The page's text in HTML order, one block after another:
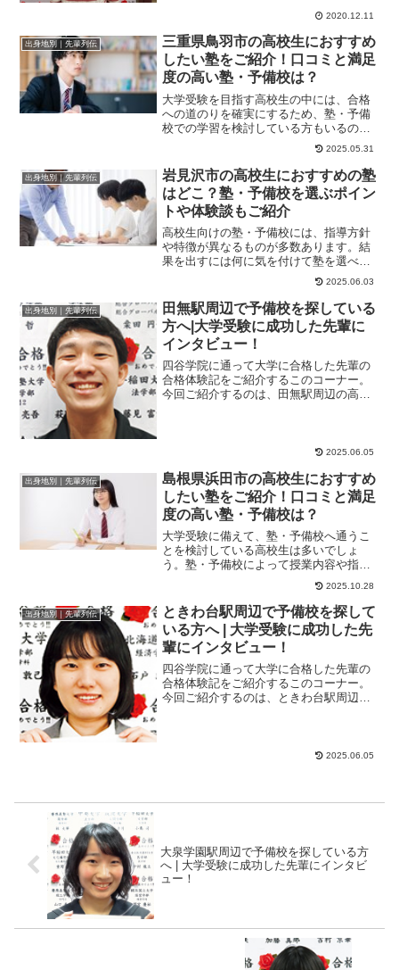
2020.12.11
出身地別｜先輩列伝
三重県鳥羽市の高校生におすすめ
したい塾をご紹介！口コミと満足
度の高い塾・予備校は？
大学受験を目指す高校生の中には、合格
への道のりを確実にするため、塾・予備
校での学習を検討している方もいるので
はないでしょうか。受験勉強は長期にわ
2025.05.31
出身地別｜先輩列伝
岩見沢市の高校生におすすめの塾
はどこ？塾・予備校を選ぶポイン
トや体験談もご紹介
高校生向けの塾・予備校には、指導方針
や特徴が異なるものが多数あります。結
果を出すには何に気を付けて塾を選べば
よいのか、悩む方もいるでしょう。本記
2025.06.03
出身地別｜先輩列伝
田無駅周辺で予備校を探している
方へ|大学受験に成功した先輩に
インタビュー！
四谷学院に通って大学に合格した先輩の
合格体験記をご紹介するこのコーナー。
今回ご紹介するのは、田無駅周辺の高校
2025.06.05
出身地別｜先輩列伝
島根県浜田市の高校生におすすめ
したい塾をご紹介！口コミと満足
度の高い塾・予備校は？
大学受験に備えて、塾・予備校へ通うこ
とを検討している高校生は多いでしょ
う。塾・予備校によって授業内容や指導
方法は異なるため、自分の現在の状況に
2025.10.28
出身地別｜先輩列伝
ときわ台駅周辺で予備校を探して
いる方へ | 大学受験に成功した先
輩にインタビュー！
四谷学院に通って大学に合格した先輩の
合格体験記をご紹介するこのコーナー。
今回ご紹介するのは、ときわ台駅周辺の
2025.06.05
大泉学園駅周辺で予備校を探している方
へ | 大学受験に成功した先輩にインタビ
ュー！